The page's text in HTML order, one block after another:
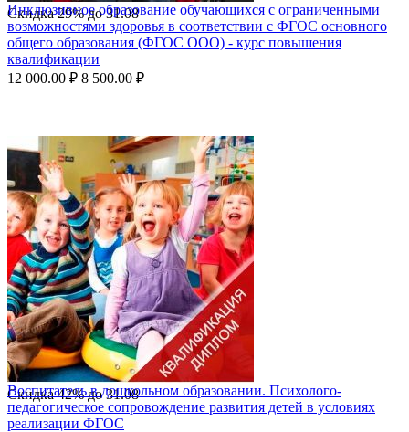
Скидка29%до31.08
Инклюзивное образование обучающихся с ограниченными
возможностями здоровья в соответствии с ФГОС основного
общего образования (ФГОС ООО) - курс повышения
квалификации
12 000.00 ₽ 8 500.00 ₽
Скидка42%до31.08
Воспитатель в дошкольном образовании. Психолого-
педагогическое сопровождение развития детей в условиях
реализации ФГОС